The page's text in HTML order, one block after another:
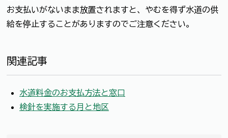
お支払いがないまま放置されますと、やむを得ず水道の供
給を停止することがありますのでご注意ください。
関連記事
水道料金のお支払方法と窓口
検針を実施する月と地区